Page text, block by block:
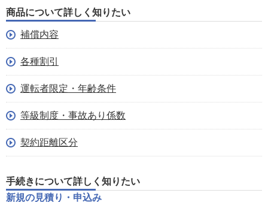
商品について詳しく知りたい
補償内容
各種割引
運転者限定・年齢条件
等級制度・事故あり係数
契約距離区分
手続きについて詳しく知りたい
新規の見積り・申込み